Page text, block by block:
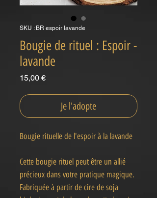
SKU : BR espoir lavande
Bougie de rituel : Espoir -
lavande
15,00 €Prix
Je l'adopte
Bougie rituelle de l'espoir à la lavande
Cette bougie rituel peut être un allié
précieux dans votre pratique magique.
Fabriquée à partir de cire de soja